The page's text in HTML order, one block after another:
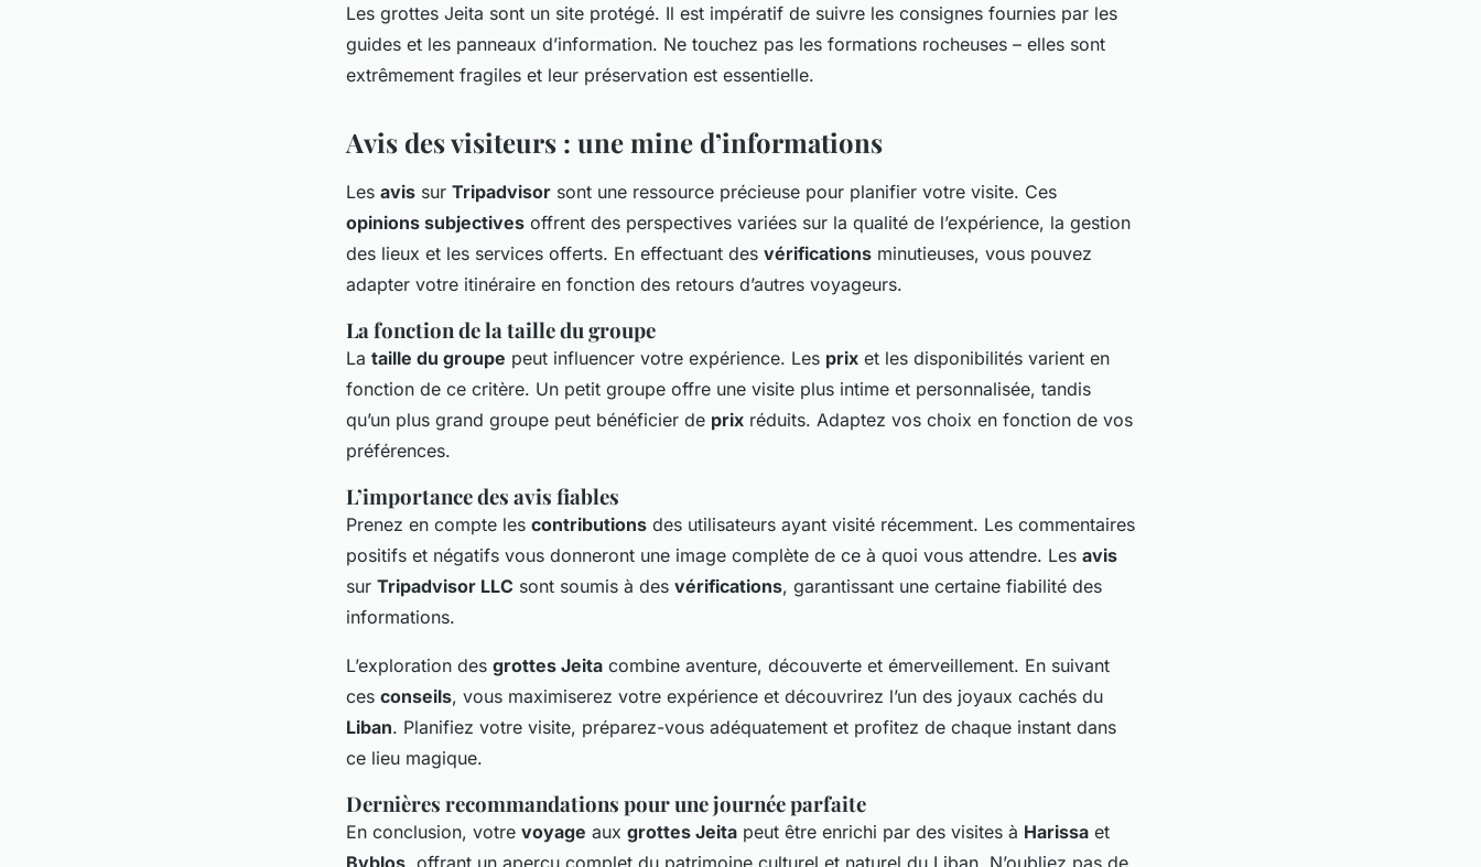
Les grottes Jeita sont un site protégé. Il est impératif de suivre les consignes fournies par les
guides et les panneaux d’information. Ne touchez pas les formations rocheuses – elles sont
extrêmement fragiles et leur préservation est essentielle.
Avis des visiteurs : une mine d’informations
Les avis sur Tripadvisor sont une ressource précieuse pour planifier votre visite. Ces
opinions subjectives offrent des perspectives variées sur la qualité de l’expérience, la gestion
des lieux et les services offerts. En effectuant des vérifications minutieuses, vous pouvez
adapter votre itinéraire en fonction des retours d’autres voyageurs.
La fonction de la taille du groupe
La taille du groupe peut influencer votre expérience. Les prix et les disponibilités varient en
fonction de ce critère. Un petit groupe offre une visite plus intime et personnalisée, tandis
qu’un plus grand groupe peut bénéficier de prix réduits. Adaptez vos choix en fonction de vos
préférences.
L’importance des avis fiables
Prenez en compte les contributions des utilisateurs ayant visité récemment. Les commentaires
positifs et négatifs vous donneront une image complète de ce à quoi vous attendre. Les avis
sur Tripadvisor LLC sont soumis à des vérifications, garantissant une certaine fiabilité des
informations.
L’exploration des grottes Jeita combine aventure, découverte et émerveillement. En suivant
ces conseils, vous maximiserez votre expérience et découvrirez l’un des joyaux cachés du
Liban. Planifiez votre visite, préparez-vous adéquatement et profitez de chaque instant dans
ce lieu magique.
Dernières recommandations pour une journée parfaite
En conclusion, votre voyage aux grottes Jeita peut être enrichi par des visites à Harissa et
Byblos , offrant un aperçu complet du patrimoine culturel et naturel du Liban. N’oubliez pas de